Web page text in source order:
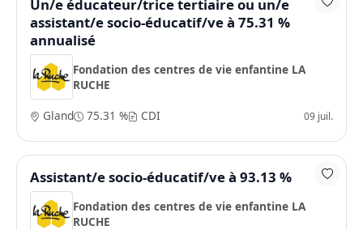
Un/e éducateur/trice tertiaire ou un/e
assistant/e socio-éducatif/ve à 75.31 %
annualisé
Fondation des centres de vie enfantine LA
RUCHE
Gland
75.31 % CDI 09 juil.
Assistant/e socio-éducatif/ve à 93.13 %
Fondation des centres de vie enfantine LA
RUCHE